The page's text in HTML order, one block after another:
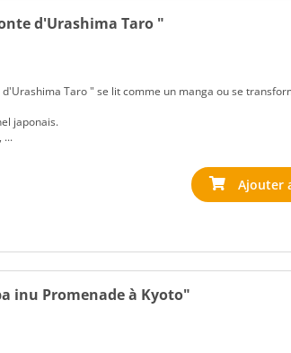
d'Urashima Taro "
Taro " se lit comme un manga ou se
japonais.
...
inu Promenade à Kyoto"